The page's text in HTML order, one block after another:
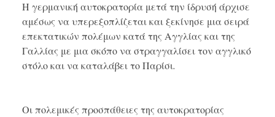
Η γερμανική αυτοκρατορία μετά την ίδρυσή άρχισε
αμέσως να υπερεξοπλίζεται και ξεκίνησε μια σειρά
επεκτατικών πολέμων κατά της Αγγλίας και της
Γαλλίας με μια σκόπο να στραγγαλίσει τον αγγλικό
στόλο και να καταλάβει το Παρίσι.
Οι πολεμικές προσπάθειες της αυτοκρατορίας